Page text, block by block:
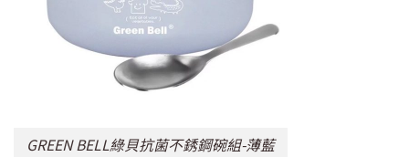
GREEN BELL綠貝抗菌不銹鋼碗組-薄藍